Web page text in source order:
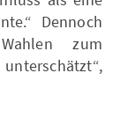
Dennoch
zum